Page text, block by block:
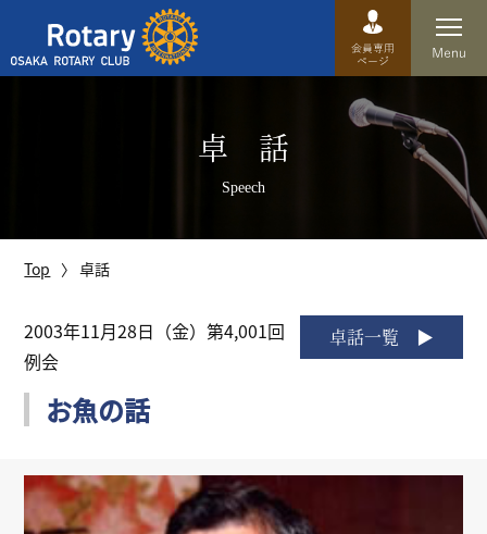
運営方針
歴史
特徴
リンク
卓 話
Speech
Top 卓話
卓話一覧
2003年11月28日（金）第4,001回
例会
お魚の話